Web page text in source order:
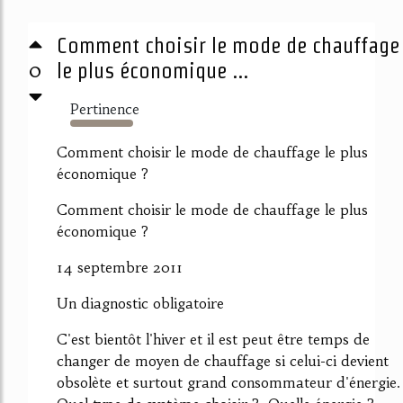
0
Comment choisir le mode de chauffage
le plus économique ...
Pertinence
5663%
Comment choisir le mode de chauffage le plus
économique ?
Comment choisir le mode de chauffage le plus
économique ?
14 septembre 2011
Un diagnostic obligatoire
C'est bientôt l'hiver et il est peut être temps de
changer de moyen de chauffage si celui-ci devient
obsolète et surtout grand consommateur d'énergie.